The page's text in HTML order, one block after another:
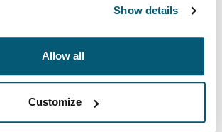
Show details
Allow all
Customize
Case Logic. Nuestros
o solos.
productos